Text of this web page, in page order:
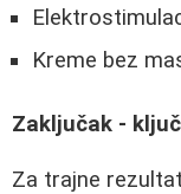
Kreme bez
Zaključak -
Za trajne